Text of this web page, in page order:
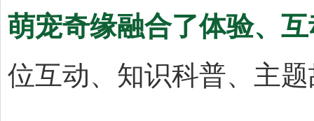
萌宠奇缘融合了体验、
位互动、知识科普、主